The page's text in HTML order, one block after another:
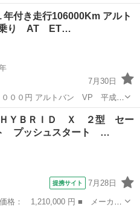
グレード名： Ｌ ディスプ
テム 禁煙車 シートヒーター
付き走行106000Km アルト
り AT ET…
7月30日
ン VP 平成
リモコンキーあり、ETC...
ＨＹＢＲＩＤ Ｘ ２型 セー
プッシュスタート …
提携サイト 7月28日